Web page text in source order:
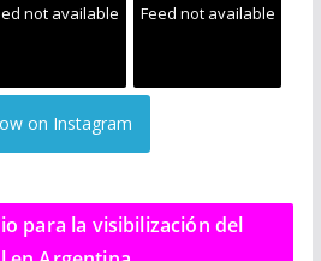
not available Feed not available
on Instagram
para la visibilización del